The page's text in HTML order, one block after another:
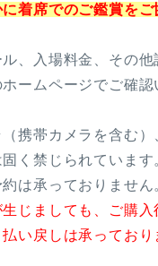
着席でのご鑑賞をご
ル、入場料金、その他
ームページでご確認
（携帯カメラを含む）
く禁じられています
は承っておりません
じましても、ご購入
い戻しは承っており